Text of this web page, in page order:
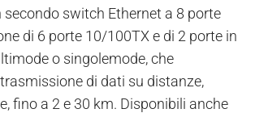
switch Ethernet a 8 porte
di 6 porte 10/100TX e di 2 porte in
o singolemode, che
di dati su distanze,
fino a 2 e 30 km. Disponibili anche